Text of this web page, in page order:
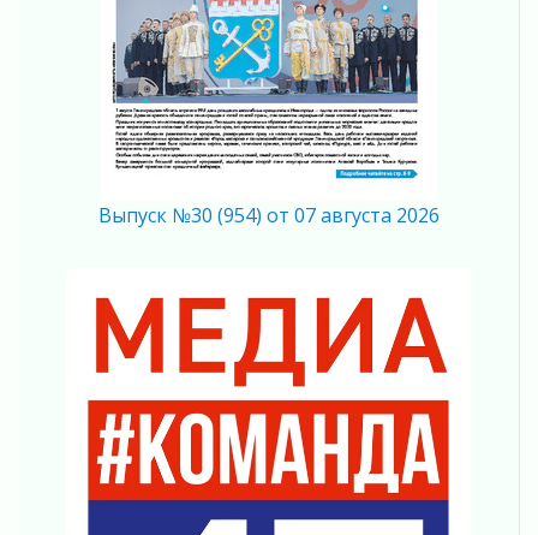
04 августа 2026
Ставка на дисциплину на перекрестках
04 августа 2026
В Ленобласти растет потребление
мобильного трафика
04 августа 2026
04 августа 2026
Память, сталь и музыка
04 августа 2026
Регион готовится к выборам
Никакого принуждения, только письменное
согласие
04 августа 2026
Без риска для здоровья и кошелька
Выпуск №30 (954) от 07 августа 2026